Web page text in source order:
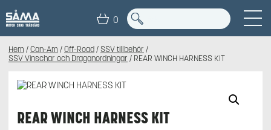
0
Hem /Can-Am /Off-Road/ SSV tillbehör /
SSV Vinschar och Draganordningar / REAR WINCH HARNESS KIT
REAR WINCH HARNESS KIT